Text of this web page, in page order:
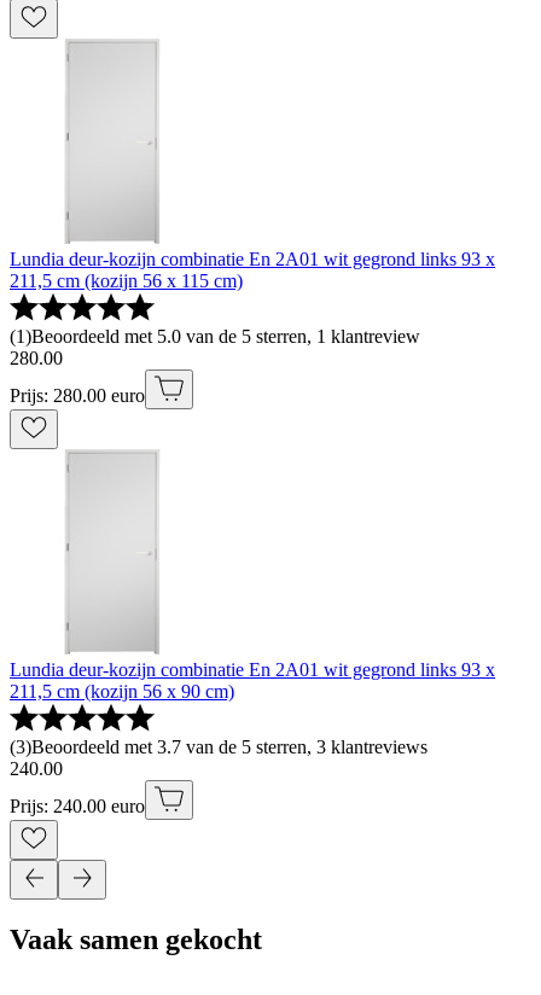
Lundia deur-kozijn combinatie En 2A01 wit gegrond links 93 x
211,5 cm (kozijn 56 x 115 cm)
(1)Beoordeeld met 5.0 van de 5 sterren, 1 klantreview
280.00
Prijs: 280.00 euro
Lundia deur-kozijn combinatie En 2A01 wit gegrond links 93 x
211,5 cm (kozijn 56 x 90 cm)
(3)Beoordeeld met 3.7 van de 5 sterren, 3 klantreviews
240.00
Prijs: 240.00 euro
Vaak samen gekocht